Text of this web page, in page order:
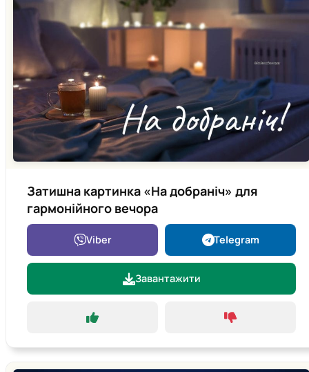
Затишна картинка «На добраніч» для
гармонійного вечора
Viber Telegram
Завантажити